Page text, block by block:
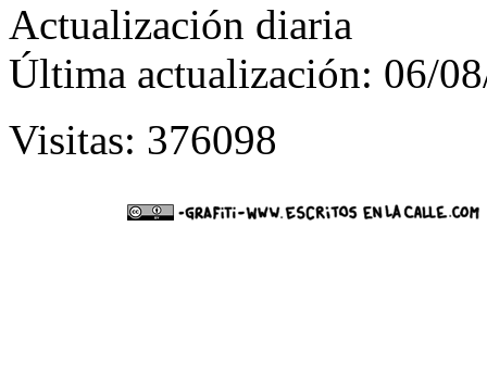
Actualización diaria
Última actualización: 06/
Visitas: 376098